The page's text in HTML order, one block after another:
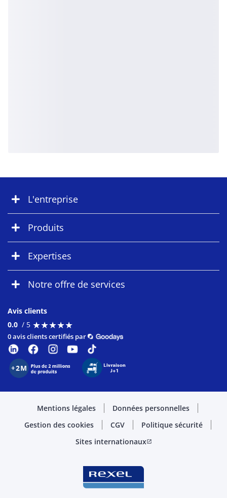
L'entreprise
Produits
Expertises
Notre offre de services
Avis clients
0.0 / 5 ★★★★★
★★★★★
0 avis clients certifiés par
Mentions légales
Données personnelles
Gestion des cookies
CGV
Politique sécurité
Sites internationauxopen_in_new